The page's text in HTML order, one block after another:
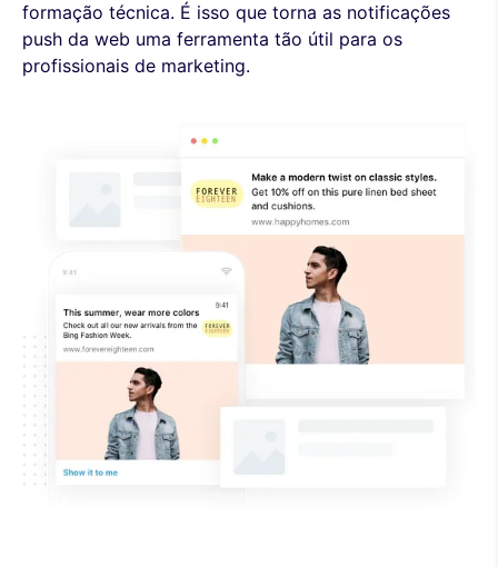
formação técnica. É isso que torna as notificações
push da web uma ferramenta tão útil para os
profissionais de marketing.